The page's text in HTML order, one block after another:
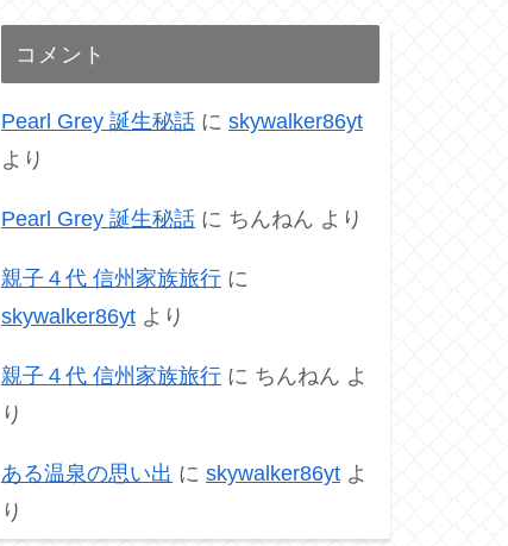
コメント
Pearl Grey 誕生秘話 に skywalker86yt
より
Pearl Grey 誕生秘話 に ちんねん より
親子４代 信州家族旅行 に
skywalker86yt より
親子４代 信州家族旅行 に ちんねん よ
り
ある温泉の思い出 に skywalker86yt よ
り